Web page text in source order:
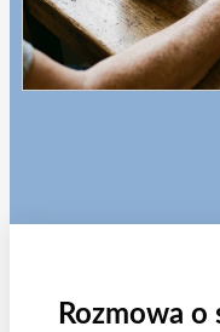
Rozmowa